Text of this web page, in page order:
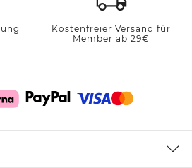
Kostenfreier Versand für
Member ab 29€